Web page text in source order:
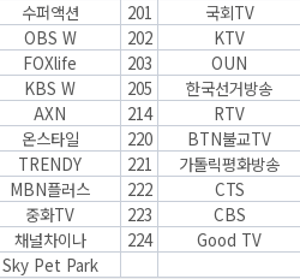
수퍼액션 201
국회TV
OBS W 202
KTV
FOXlife 203
OUN
KBS W 205
한국선거방송
AXN 214
RTV
온스타일 220
BTN불교TV
TRENDY 221
가톨릭평화방송
MBN플러스 222
CTS
중화TV 223
CBS
채널차이나 224
Good TV
Sky Pet Park